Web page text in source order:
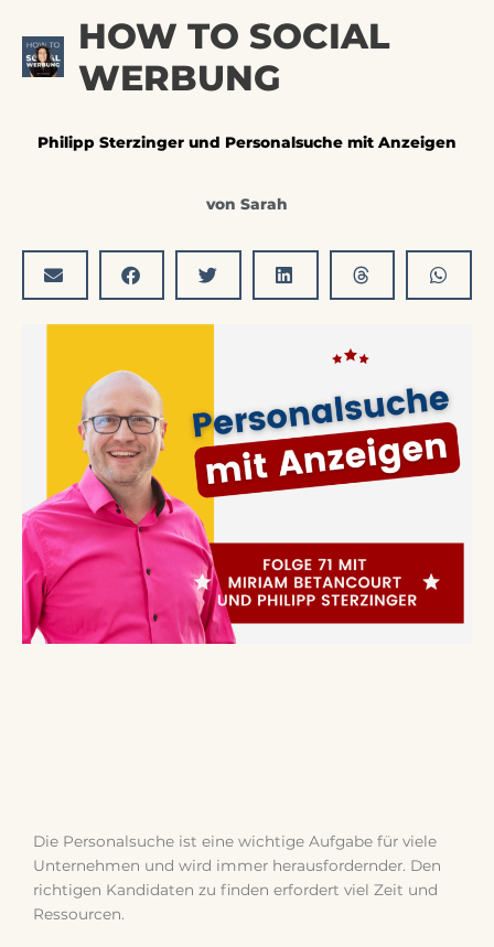
Inhalt
springen
HOW TO SOCIAL
WERBUNG
Philipp Sterzinger und Personalsuche mit Anzeigen
von Sarah
Die Personalsuche ist eine wichtige Aufgabe für viele
Unternehmen und wird immer herausfordernder. Den
richtigen Kandidaten zu finden erfordert viel Zeit und
Ressourcen.